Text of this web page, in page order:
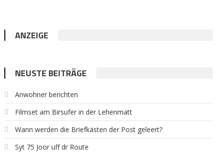
ANZEIGE
NEUSTE BEITRÄGE
Anwohner berichten
Filmset am Birsufer in der Lehenmatt
Wann werden die Briefkästen der Post geleert?
Syt 75 Joor uff dr Route